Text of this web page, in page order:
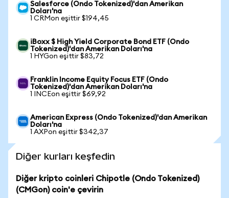
Salesforce (Ondo Tokenized)'dan Amerikan
Doları'na
1 CRMon eşittir $194,45
iBoxx $ High Yield Corporate Bond ETF (Ondo
Tokenized)'dan Amerikan Doları'na
1 HYGon eşittir $83,72
Franklin Income Equity Focus ETF (Ondo
Tokenized)'dan Amerikan Doları'na
1 INCEon eşittir $69,92
American Express (Ondo Tokenized)'dan Amerikan
Doları'na
1 AXPon eşittir $342,37
Diğer kurları keşfedin
Diğer kripto coinleri Chipotle (Ondo Tokenized)
(CMGon) coin'e çevirin